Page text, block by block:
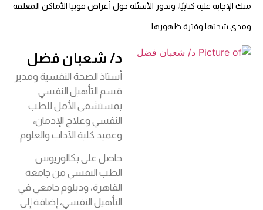
منك الإجابة عليه كتابيًا، وتدور الأسئلة حول أعراض فوبيا الأماكن المغلقة
ومدى شدتها وفترة ظهورها.
د/ شعبان فضل
أستاذ الصحة النفسية ومدير
قسم التأهيل النفسي
بمستشفى الأمل للطب
النفسي وعلاج الإدمان،
وعميد كلية الآداب والعلوم.
حاصل على بكالوريوس
الطب النفسي من جامعة
القاهرة، ودبلوم جامعي في
التأهيل النفسي، إضافة إلى